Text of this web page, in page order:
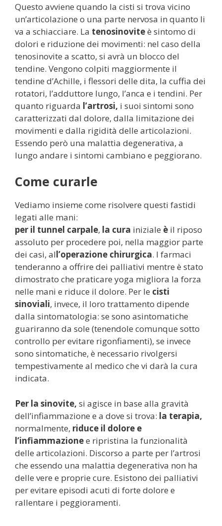
Questo avviene quando la cisti si trova vicino
un’articolazione o una parte nervosa in quanto li
va a schiacciare. La tenosinoviteè sintomo di
dolori e riduzione dei movimenti: nel caso della
tenosinovite a scatto, si avrà un blocco del
tendine. Vengono colpiti maggiormente il
tendine d’Achille, i flessori delle dita, la cuffia dei
rotatori, l’adduttore lungo, l’anca e i tendini. Per
quanto riguarda l’artrosi, i suoi sintomi sono
caratterizzati dal dolore, dalla limitazione dei
movimenti e dalla rigidità delle articolazioni.
Essendo però una malattia degenerativa, a
lungo andare i sintomi cambiano e peggiorano.
Come curarle
Vediamo insieme come risolvere questi fastidi
legati alle mani:
per il tunnel carpale, la cura iniziale è il riposo
assoluto per procedere poi, nella maggior parte
dei casi, all’operazione chirurgica. I farmaci
tenderanno a offrire dei palliativi mentre è stato
dimostrato che praticare yoga migliora la forza
nelle mani e riduce il dolore. Per le cisti
sinoviali, invece, il loro trattamento dipende
dalla sintomatologia: se sono asintomatiche
guariranno da sole (tenendole comunque sotto
controllo per evitare rigonfiamenti), se invece
sono sintomatiche, è necessario rivolgersi
tempestivamente al medico che vi darà la cura
indicata.
Per la sinovite, si agisce in base alla gravità
dell’infiammazione e a dove si trova: la terapia,
normalmente, riduce il dolore e
l’infiammazionee ripristina la funzionalità
delle articolazioni. Discorso a parte per l’artrosi
che essendo una malattia degenerativa non ha
delle vere e proprie cure. Esistono dei palliativi
per evitare episodi acuti di forte dolore e
rallentare i peggioramenti.